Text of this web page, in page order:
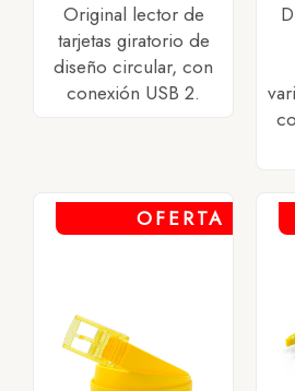
Original lector de
tarjetas giratorio de
diseño circular, con
conexión USB 2.
OFERTA